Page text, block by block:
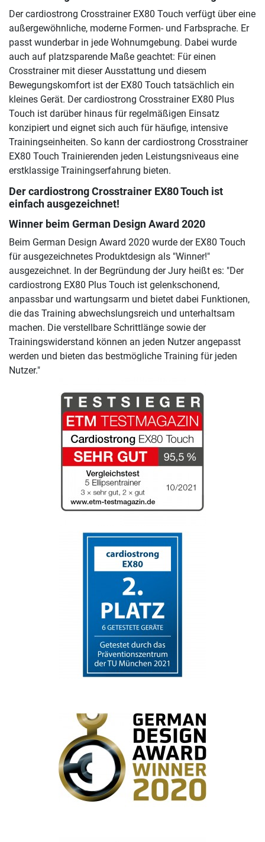
Der cardiostrong Crosstrainer EX80 Touch verfügt über eine
außergewöhnliche, moderne Formen- und Farbsprache. Er
passt wunderbar in jede Wohnumgebung. Dabei wurde
auch auf platzsparende Maße geachtet: Für einen
Crosstrainer mit dieser Ausstattung und diesem
Bewegungskomfort ist der EX80 Touch tatsächlich ein
kleines Gerät. Der cardiostrong Crosstrainer EX80 Plus
Touch ist darüber hinaus für regelmäßigen Einsatz
konzipiert und eignet sich auch für häufige, intensive
Trainingseinheiten. So kann der cardiostrong Crosstrainer
EX80 Touch Trainierenden jeden Leistungsniveaus eine
erstklassige Trainingserfahrung bieten.
Der cardiostrong Crosstrainer EX80 Touch ist
einfach ausgezeichnet!
Winner beim German Design Award 2020
Beim German Design Award 2020 wurde der EX80 Touch
für ausgezeichnetes Produktdesign als "Winner!"
ausgezeichnet. In der Begründung der Jury heißt es: "Der
cardiostrong EX80 Plus Touch ist gelenkschonend,
anpassbar und wartungsarm und bietet dabei Funktionen,
die das Training abwechslungsreich und unterhaltsam
machen. Die verstellbare Schrittlänge sowie der
Trainingswiderstand können an jeden Nutzer angepasst
werden und bieten das bestmögliche Training für jeden
Nutzer."